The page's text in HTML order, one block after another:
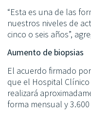
“Esta es una de las
nuestros niveles de
cinco o seis años”,
Aumento de biopsias
El acuerdo firmado
que el Hospital
realizará
forma mensual y